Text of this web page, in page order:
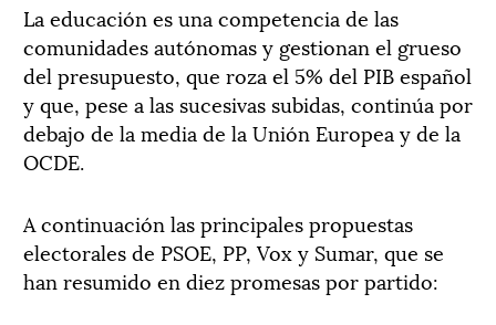
La educación es una competencia de las
comunidades autónomas y gestionan el grueso
del presupuesto, que roza el 5% del PIB español
y que, pese a las sucesivas subidas, continúa por
debajo de la media de la Unión Europea y de la
OCDE.
A continuación las principales propuestas
electorales de PSOE, PP, Vox y Sumar, que se
han resumido en diez promesas por partido: